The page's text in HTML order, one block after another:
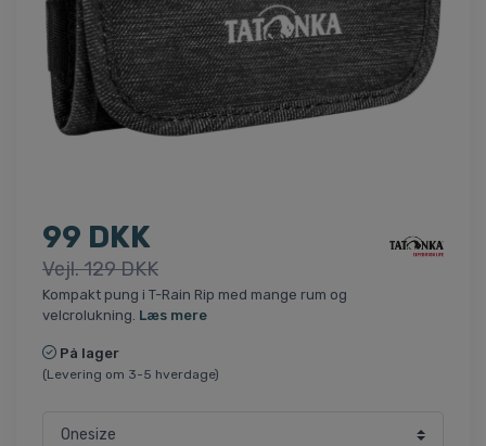
99 DKK
Vejl. 129 DKK
Kompakt pung i T-Rain Rip med mange rum og
velcrolukning. Læs mere
På lager
(Levering om 3-5 hverdage)